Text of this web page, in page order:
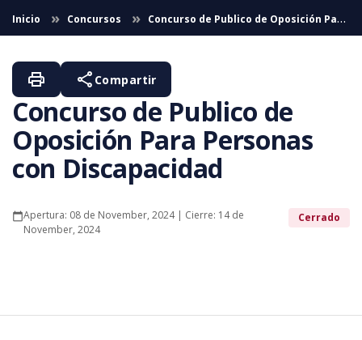
Skip to Main Content
Inicio Concursos
Concurso de Publico de Oposición Para
Personas con Discapacidad
Concurso de Publico de
Oposición Para Personas
con Discapacidad
calendar_todayApertura: 08 de November, 2024 | Cierre: 14 de
November, 2024
Cerrado
print share Compartir